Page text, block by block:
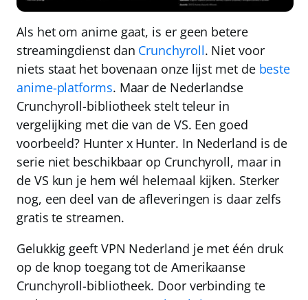
Als het om anime gaat, is er geen betere
streamingdienst dan Crunchyroll. Niet voor
niets staat het bovenaan onze lijst met de beste
anime-platforms. Maar de Nederlandse
Crunchyroll-bibliotheek stelt teleur in
vergelijking met die van de VS. Een goed
voorbeeld? Hunter x Hunter. In Nederland is de
serie niet beschikbaar op Crunchyroll, maar in
de VS kun je hem wél helemaal kijken. Sterker
nog, een deel van de afleveringen is daar zelfs
gratis te streamen.
Gelukkig geeft VPN Nederland je met één druk
op de knop toegang tot de Amerikaanse
Crunchyroll-bibliotheek. Door verbinding te